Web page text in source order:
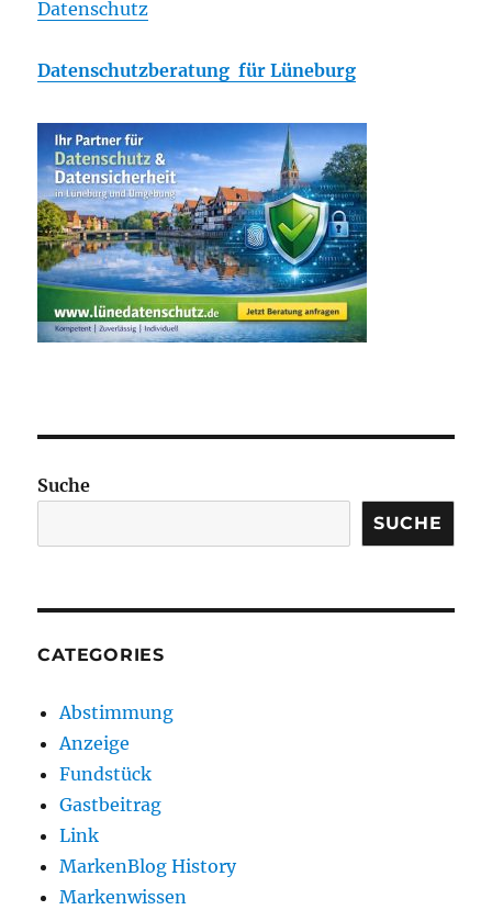
Datenschutz
Datenschutzberatung für Lüneburg
Suche
SUCHE
CATEGORIES
Abstimmung
Anzeige
Fundstück
Gastbeitrag
Link
MarkenBlog History
Markenwissen